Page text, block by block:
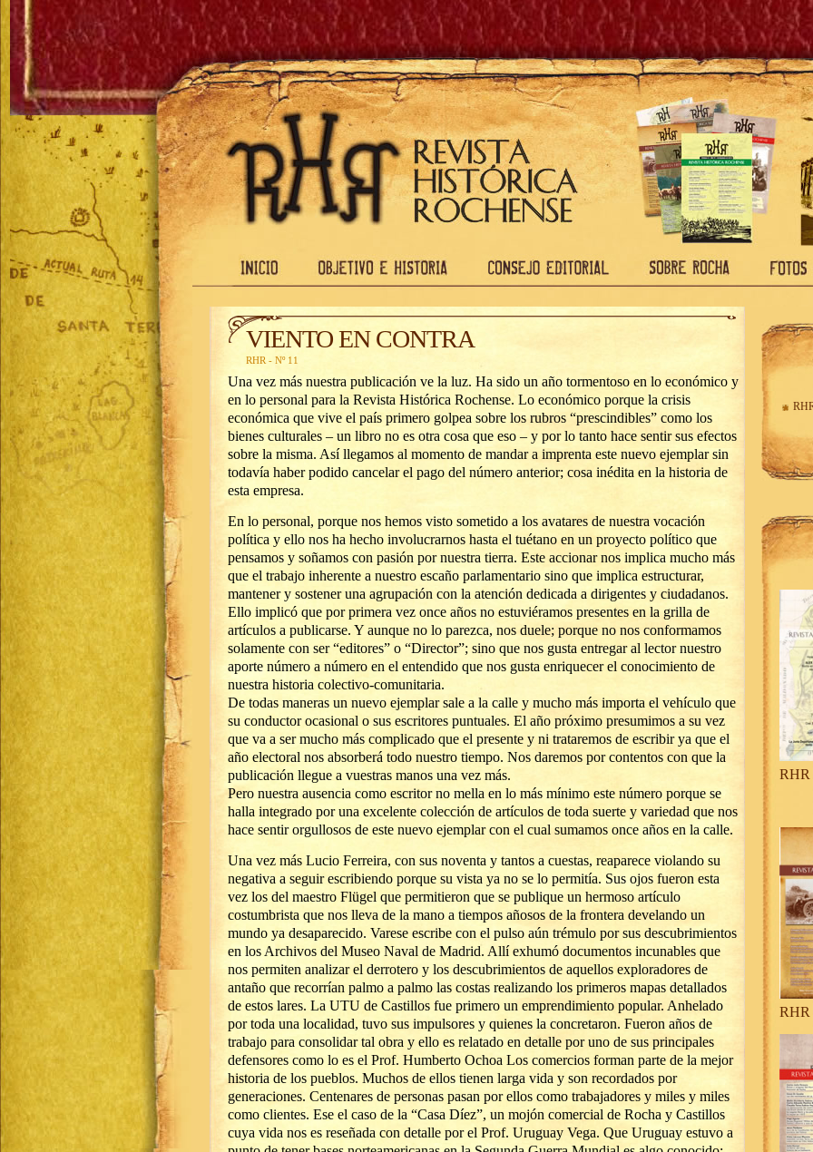
VIENTO EN CONTRA
RHR - Nº 11
Una vez más nuestra publicación ve la luz. Ha sido un año tormentoso en lo económico y
en lo personal para la Revista Histórica Rochense. Lo económico porque la crisis
económica que vive el país primero golpea sobre los rubros “prescindibles” como los
bienes culturales – un libro no es otra cosa que eso – y por lo tanto hace sentir sus efectos
sobre la misma. Así llegamos al momento de mandar a imprenta este nuevo ejemplar sin
todavía haber podido cancelar el pago del número anterior; cosa inédita en la historia de
esta empresa.
En lo personal, porque nos hemos visto sometido a los avatares de nuestra vocación
política y ello nos ha hecho involucrarnos hasta el tuétano en un proyecto político que
pensamos y soñamos con pasión por nuestra tierra. Este accionar nos implica mucho más
que el trabajo inherente a nuestro escaño parlamentario sino que implica estructurar,
mantener y sostener una agrupación con la atención dedicada a dirigentes y ciudadanos.
Ello implicó que por primera vez once años no estuviéramos presentes en la grilla de
artículos a publicarse. Y aunque no lo parezca, nos duele; porque no nos conformamos
solamente con ser “editores” o “Director”; sino que nos gusta entregar al lector nuestro
aporte número a número en el entendido que nos gusta enriquecer el conocimiento de
nuestra historia colectivo-comunitaria.
De todas maneras un nuevo ejemplar sale a la calle y mucho más importa el vehículo que
su conductor ocasional o sus escritores puntuales. El año próximo presumimos a su vez
que va a ser mucho más complicado que el presente y ni trataremos de escribir ya que el
año electoral nos absorberá todo nuestro tiempo. Nos daremos por contentos con que la
publicación llegue a vuestras manos una vez más.
Pero nuestra ausencia como escritor no mella en lo más mínimo este número porque se
halla integrado por una excelente colección de artículos de toda suerte y variedad que nos
hace sentir orgullosos de este nuevo ejemplar con el cual sumamos once años en la calle.
Una vez más Lucio Ferreira, con sus noventa y tantos a cuestas, reaparece violando su
negativa a seguir escribiendo porque su vista ya no se lo permitía. Sus ojos fueron esta
vez los del maestro Flügel que permitieron que se publique un hermoso artículo
costumbrista que nos lleva de la mano a tiempos añosos de la frontera develando un
mundo ya desaparecido. Varese escribe con el pulso aún trémulo por sus descubrimientos
en los Archivos del Museo Naval de Madrid. Allí exhumó documentos incunables que
nos permiten analizar el derrotero y los descubrimientos de aquellos exploradores de
antaño que recorrían palmo a palmo las costas realizando los primeros mapas detallados
de estos lares. La UTU de Castillos fue primero un emprendimiento popular. Anhelado
por toda una localidad, tuvo sus impulsores y quienes la concretaron. Fueron años de
trabajo para consolidar tal obra y ello es relatado en detalle por uno de sus principales
defensores como lo es el Prof. Humberto Ochoa Los comercios forman parte de la mejor
historia de los pueblos. Muchos de ellos tienen larga vida y son recordados por
generaciones. Centenares de personas pasan por ellos como trabajadores y miles y miles
como clientes. Ese el caso de la “Casa Díez”, un mojón comercial de Rocha y Castillos
cuya vida nos es reseñada con detalle por el Prof. Uruguay Vega. Que Uruguay estuvo a
RHR
RHR